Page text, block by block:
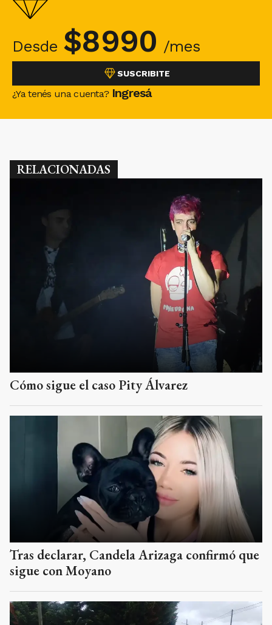
Desde $8990 /mes
SUSCRIBITE
¿Ya tenés una cuenta? Ingresá
RELACIONADAS
Cómo sigue el caso Pity Álvarez
Tras declarar, Candela Arizaga confirmó que
sigue con Moyano